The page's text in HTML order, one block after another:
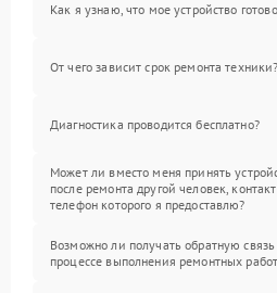
Как я узнаю, что мое устройство
От чего зависит срок ремонта техники?
Диагностика проводится бесплатно?
Может ли вместо меня принять
после ремонта другой человек,
телефон которого я предоставлю?
Возможно ли получать обратную связь
процессе выполнения ремонтных